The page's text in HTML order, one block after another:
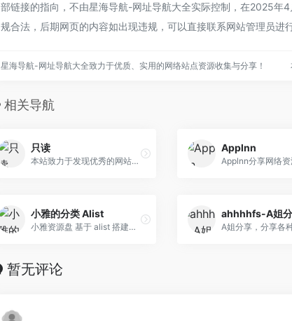
部链接的指向，不由星海导航-网址导航大全实际控制，在2025年
规合法，后期网页的内容如出现违规，可以直接联系网站管理员进
星海导航-网址导航大全致力于优质、实用的网络站点资源收集与分享！
相关导航
只读
本站致力于发现优秀的网站，实用的软件，分享来自互联网最好用，最有趣的产品。
Applnn
小雅的分类 Alist
小雅资源盘 基于 alist 搭建的阿里云盘资源聚合
ahhhhfs-A姐
暂无评论